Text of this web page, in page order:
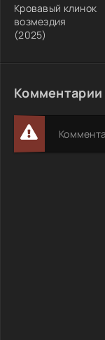
Кровавый клинок
возмездия
(2025)
Комментарии